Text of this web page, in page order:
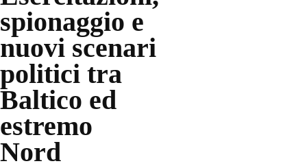
spionaggio e
nuovi scenari
politici tra
Baltico ed
estremo
Nord